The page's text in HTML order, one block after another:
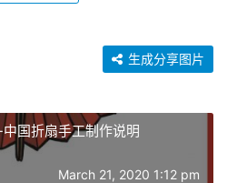
生成分享图片
国折扇手工制作说明
March 21, 2020 1:12 pm